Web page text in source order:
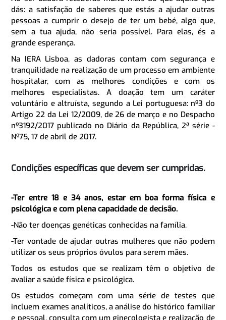
dás: a satisfação de saberes que estás a ajudar outras
pessoas a cumprir o desejo de ter um bebé, algo que,
sem a tua ajuda, não seria possível. Para elas, és a
grande esperança.
Na IERA Lisboa, as dadoras contam com segurança e
tranquilidade na realização de um processo em ambiente
hospitalar, com as melhores condições e com os
melhores especialistas. A doação tem um caráter
voluntário e altruísta, segundo a Lei portuguesa: nº3 do
Artigo 22 da Lei 12/2009, de 26 de março e no Despacho
nº3192/2017 publicado no Diário da República, 2ª série -
Nº75, 17 de abril de 2017.
Condições específicas que devem ser cumpridas.
-Ter entre 18 e 34 anos, estar em boa forma física e
psicológica e com plena capacidade de decisão.
-Não ter doenças genéticas conhecidas na família.
-Ter vontade de ajudar outras mulheres que não podem
utilizar os seus próprios óvulos para serem mães.
Todos os estudos que se realizam têm o objetivo de
avaliar a saúde física e psicológica.
Os estudos começam com uma série de testes que
incluem exames analíticos, a análise do histórico familiar
e pessoal, consulta com um ginecologista e realização de